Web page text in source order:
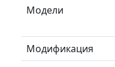
Модели
Модификация